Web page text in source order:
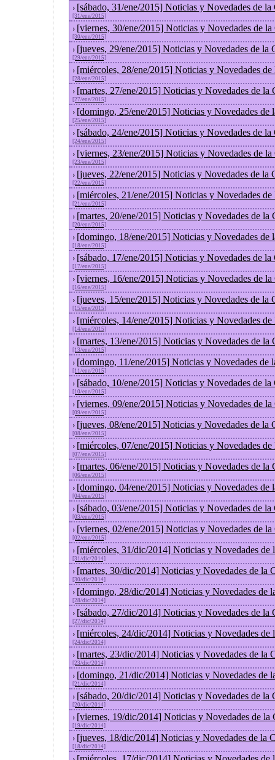
› [sábado, 31/ene/2015] Noticias y Novedades de la
[31/ene/2015]
› [viernes, 30/ene/2015] Noticias y Novedades de
[30/ene/2015]
› [jueves, 29/ene/2015] Noticias y Novedades de la
[29/ene/2015]
› [miércoles, 28/ene/2015] Noticias y Novedades
[28/ene/2015]
› [martes, 27/ene/2015] Noticias y Novedades de la
[27/ene/2015]
› [domingo, 25/ene/2015] Noticias y Novedades de
[25/ene/2015]
› [sábado, 24/ene/2015] Noticias y Novedades de la
[24/ene/2015]
› [viernes, 23/ene/2015] Noticias y Novedades de
[23/ene/2015]
› [jueves, 22/ene/2015] Noticias y Novedades de la
[22/ene/2015]
› [miércoles, 21/ene/2015] Noticias y Novedades
[21/ene/2015]
› [martes, 20/ene/2015] Noticias y Novedades de la
[20/ene/2015]
› [domingo, 18/ene/2015] Noticias y Novedades de
[18/ene/2015]
› [sábado, 17/ene/2015] Noticias y Novedades de la
[17/ene/2015]
› [viernes, 16/ene/2015] Noticias y Novedades de
[16/ene/2015]
› [jueves, 15/ene/2015] Noticias y Novedades de la
[15/ene/2015]
› [miércoles, 14/ene/2015] Noticias y Novedades
[14/ene/2015]
› [martes, 13/ene/2015] Noticias y Novedades de la
[13/ene/2015]
› [domingo, 11/ene/2015] Noticias y Novedades de
[11/ene/2015]
› [sábado, 10/ene/2015] Noticias y Novedades de la
[10/ene/2015]
› [viernes, 09/ene/2015] Noticias y Novedades de
[09/ene/2015]
› [jueves, 08/ene/2015] Noticias y Novedades de la
[08/ene/2015]
› [miércoles, 07/ene/2015] Noticias y Novedades
[07/ene/2015]
› [martes, 06/ene/2015] Noticias y Novedades de la
[06/ene/2015]
› [domingo, 04/ene/2015] Noticias y Novedades de
[04/ene/2015]
› [sábado, 03/ene/2015] Noticias y Novedades de la
[03/ene/2015]
› [viernes, 02/ene/2015] Noticias y Novedades de
[02/ene/2015]
› [miércoles, 31/dic/2014] Noticias y Novedades de
[31/dic/2014]
› [martes, 30/dic/2014] Noticias y Novedades de la
[30/dic/2014]
› [domingo, 28/dic/2014] Noticias y Novedades de
[28/dic/2014]
› [sábado, 27/dic/2014] Noticias y Novedades de la
[27/dic/2014]
› [miércoles, 24/dic/2014] Noticias y Novedades de
[24/dic/2014]
› [martes, 23/dic/2014] Noticias y Novedades de la
[23/dic/2014]
› [domingo, 21/dic/2014] Noticias y Novedades de
[21/dic/2014]
› [sábado, 20/dic/2014] Noticias y Novedades de la
[20/dic/2014]
› [viernes, 19/dic/2014] Noticias y Novedades de la
[19/dic/2014]
› [jueves, 18/dic/2014] Noticias y Novedades de la
[18/dic/2014]